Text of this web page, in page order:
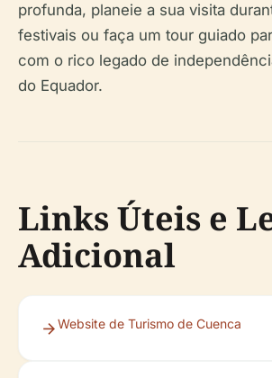
profunda, planeie a sua visita
festivais ou faça um tour guiado
com o rico legado de
do Equador.
Links Úteis e
Adicional
Website de Turismo de Cuenca